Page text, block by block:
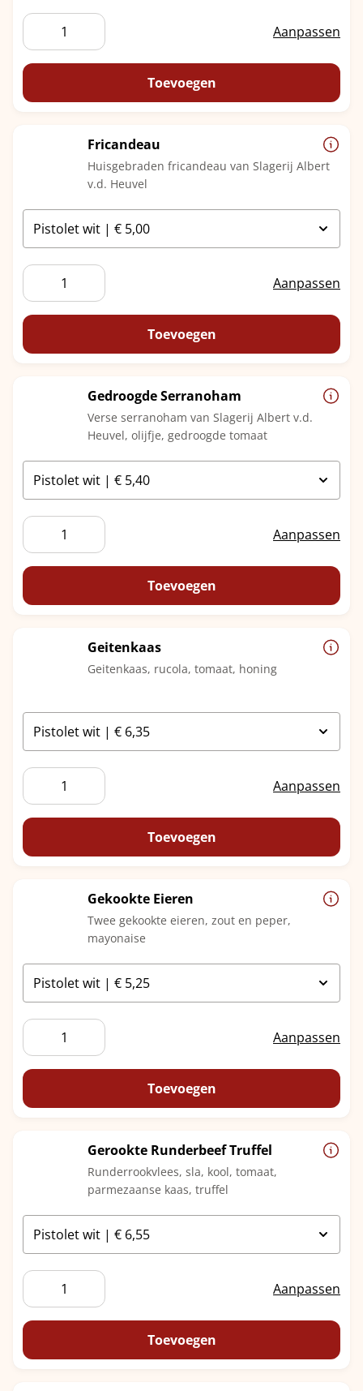
Filet
American
aantal
Aanpassen
Toevoegen
Fricandeau
Huisgebraden fricandeau van Slagerij Albert
v.d. Heuvel
Fricandeau
aantal
Aanpassen
Toevoegen
Gedroogde Serranoham
Verse serranoham van Slagerij Albert v.d.
Heuvel, olijfje, gedroogde tomaat
Gedroogde
Serranoham
aantal
Aanpassen
Toevoegen
Geitenkaas
Geitenkaas, rucola, tomaat, honing
Geitenkaas
aantal
Aanpassen
Toevoegen
Gekookte Eieren
Twee gekookte eieren, zout en peper,
mayonaise
Gekookte
Eieren
aantal
Aanpassen
Toevoegen
Gerookte Runderbeef Truffel
Runderrookvlees, sla, kool, tomaat,
parmezaanse kaas, truffel
Gerookte
Runderbeef
Truffel
Aanpassen
Toevoegen